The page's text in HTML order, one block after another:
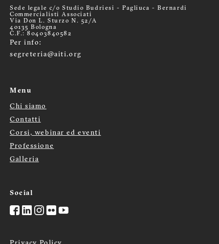
Sede legale c/o Studio Budriesi - Pagliuca - Bernardi
Commercialisti Associati
Via Don L. Sturzo N. 52/A
40135 Bologna
C.F.: 80403840582
Per info:
segreteria@aiti.org
Menu
Menù
footer
Chi siamo
Contatti
Corsi, webinar ed eventi
Professione
Galleria
Social